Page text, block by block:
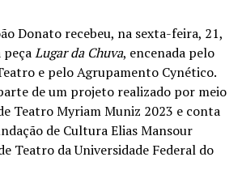
Donato recebeu, na sexta-feira, 21,
peçaLugar da Chuva, encenada pelo
e pelo Agrupamento Cynético.
de um projeto realizado por meio
Teatro Myriam Muniz 2023 e conta
de Cultura Elias Mansour
Teatro da Universidade Federal do